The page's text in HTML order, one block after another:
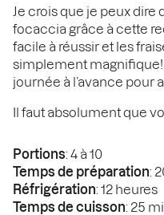
Je crois que je peux dire
focaccia grâce à cette
facile à réussir et les
simplement magnifique!
journée à l’avance pour
Il faut absolument que
Portions: 4 à 10
Temps de préparation:
Réfrigération: 12 heures
Temps de cuisson: 25